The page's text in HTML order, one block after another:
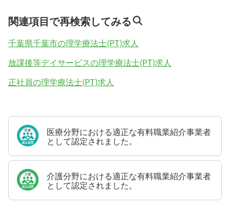
関連項目で再検索してみる
千葉県千葉市の理学療法士(PT)求人
放課後等デイサービスの理学療法士(PT)求人
正社員の理学療法士(PT)求人
医療分野における適正な有料職業紹介事業者
として認定されました。
介護分野における適正な有料職業紹介事業者
として認定されました。